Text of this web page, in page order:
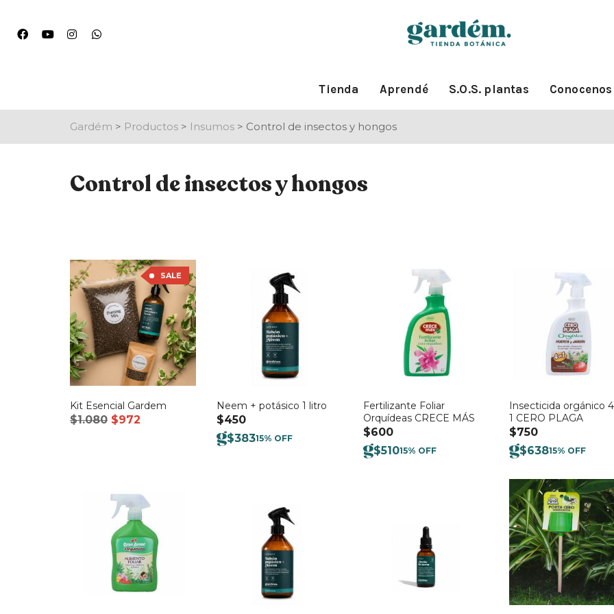
Tienda Aprendé S.O.S. plantas Conocenos
Gardém > Productos > Insumos > Control de insectos y hongos
Control de insectos y hongos
SALE
Kit Esencial Gardem
$1.080 El
$972
Neem + potásico 1 litro
$450
$38315% OFF
Fertilizante Foliar
Orquídeas CRECE MÁS
$600
$51015% OFF
Insecticida orgánico
1 CERO PLAGA
$750
$63815% OFF